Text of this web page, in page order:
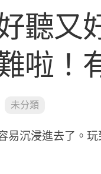
聽又
啦！
未分類
易沉浸進去了。